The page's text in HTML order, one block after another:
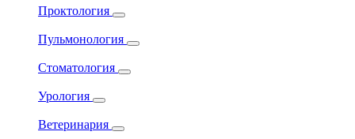
Проктология
Пульмонология
Стоматология
Урология
Ветеринария